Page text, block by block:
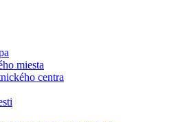
miesta
centra